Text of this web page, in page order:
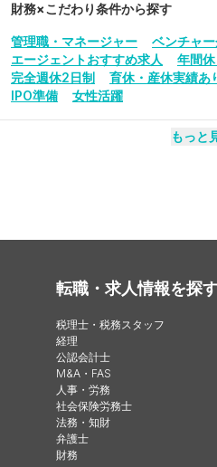
財務×こだわり条件から探す
管理職・マネージャー ベンチャ
エージェントおすすめ求人
年間
完全週休2日制
育休・産休実績あ
IPO準備
女性活躍
もっと
転職・求人情報を探
税理士・税務スタッフ
経理
公認会計士
M&A・FAS
人事・労務
社会保険労務士
法務・知財
弁護士
財務